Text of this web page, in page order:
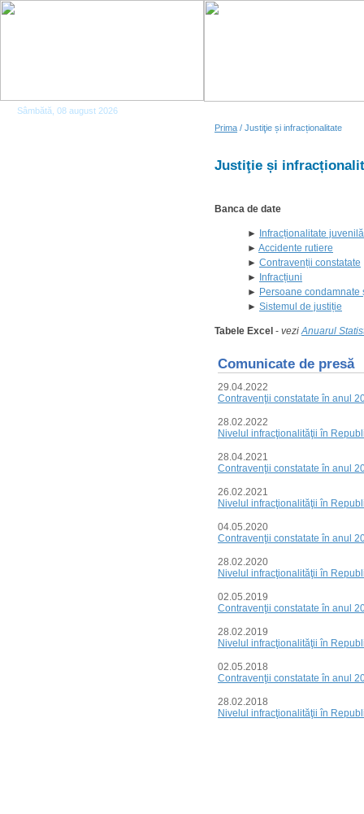
Sâmbătă, 08 august 2026
Prima / Justiţie și infracționalitate
Justiţie și
Banca de date
► Infracționalitate juvenilă
► Accidente rutiere
► Contravenții constatate
► Infracțiuni
► Persoane condamnate
► Sistemul de justiție
Tabele Excel - veziAnuarul
Comunicate de presă
29.04.2022
Contravenţii constatate în anul
28.02.2022
Nivelul infracţionalităţii în
28.04.2021
Contravenţii constatate în anul
26.02.2021
Nivelul infracţionalităţii în
04.05.2020
Contravenţii constatate în anul
28.02.2020
Nivelul infracţionalităţii în
02.05.2019
Contravenţii constatate în anul
28.02.2019
Nivelul infracţionalităţii în
02.05.2018
Contravenţii constatate în anul
28.02.2018
Nivelul infracţionalităţii în